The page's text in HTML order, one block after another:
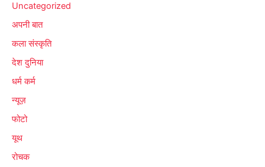
Uncategorized
अपनी बात
कला संस्कृति
देश दुनिया
धर्म कर्म
न्यूज़
फोटो
यूथ
रोचक